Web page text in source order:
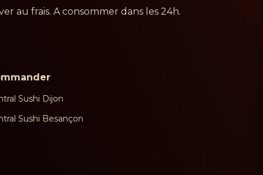
au frais. A consommer dans les 24h.
Sushi Dijon
Sushi Besançon